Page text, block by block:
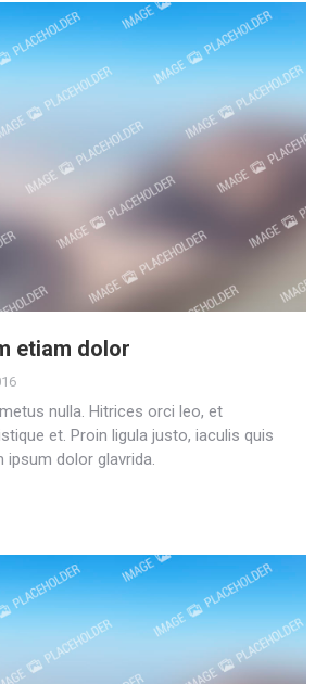
etiam dolor
nulla. Hitrices orci leo, et
et. Proin ligula justo, iaculis quis
ipsum dolor glavrida.